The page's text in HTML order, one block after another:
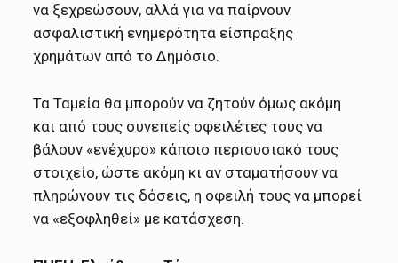
να ξεχρεώσουν, αλλά για να παίρνουν
ασφαλιστική ενημερότητα είσπραξης
χρημάτων από το Δημόσιο.
Τα Ταμεία θα μπορούν να ζητούν όμως ακόμη
και από τους συνεπείς οφειλέτες τους να
βάλουν «ενέχυρο» κάποιο περιουσιακό τους
στοιχείο, ώστε ακόμη κι αν σταματήσουν να
πληρώνουν τις δόσεις, η οφειλή τους να μπορεί
να «εξοφληθεί» με κατάσχεση.